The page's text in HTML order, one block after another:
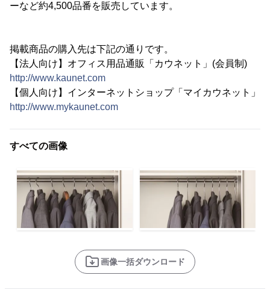
ーなど約4,500品番を販売しています。
掲載商品の購入先は下記の通りです。
【法人向け】オフィス用品通販「カウネット」(会員制)
http://www.kaunet.com
【個人向け】インターネットショップ「マイカウネット」
http://www.mykaunet.com
すべての画像
画像一括ダウンロード